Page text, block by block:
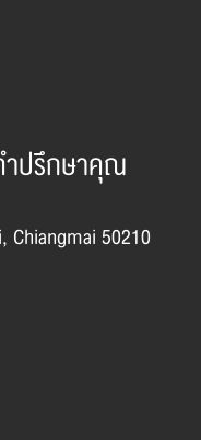
ำปรึกษาคุณ
50210